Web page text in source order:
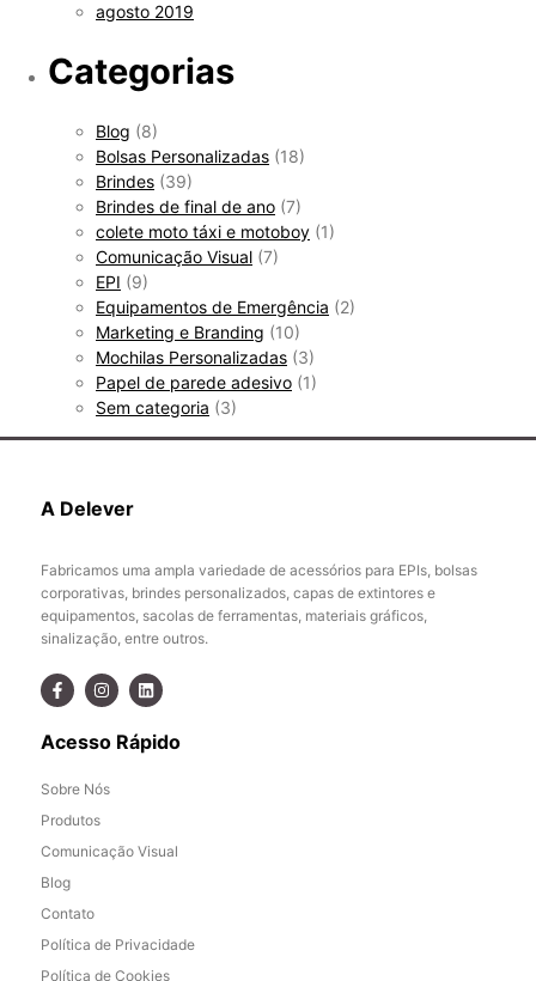
agosto 2019
Categorias
Blog (8)
Bolsas Personalizadas (18)
Brindes (39)
Brindes de final de ano (7)
colete moto táxi e motoboy (1)
Comunicação Visual (7)
EPI (9)
Equipamentos de Emergência (2)
Marketing e Branding (10)
Mochilas Personalizadas (3)
Papel de parede adesivo (1)
Sem categoria (3)
A Delever
Fabricamos uma ampla variedade de acessórios para EPIs, bolsas
corporativas, brindes personalizados, capas de extintores e
equipamentos, sacolas de ferramentas, materiais gráficos,
sinalização, entre outros.
Acesso Rápido
Sobre Nós
Produtos
Comunicação Visual
Blog
Contato
Política de Privacidade
Política de Cookies